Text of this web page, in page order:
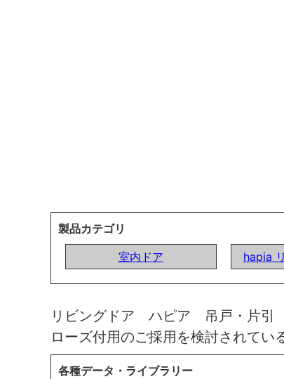
製品カテゴリ
室内ドア
hapia
リビングドア ハピア 吊戸・片
ローズ付用のご採用を検討されて
各種データ・ライブラリー